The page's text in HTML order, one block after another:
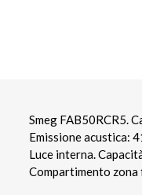
Smeg FAB50RCR5.
Emissione acustica:
Luce interna.
Compartimento zona